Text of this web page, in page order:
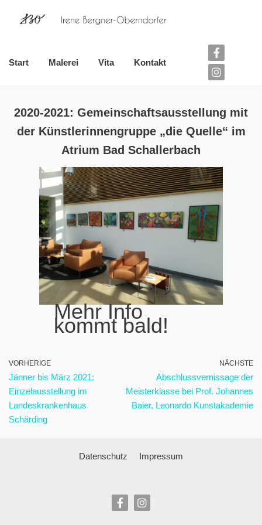
Start
Malerei Vita Kontakt
2020-2021: Gemeinschaftsausstellung mit
der Künstlerinnengruppe „die Quelle“ im
Atrium Bad Schallerbach
Mehr Info
kommt bald!
VORHERIGE
Jänner bis März 2021:
Einzelausstellung im
Landeskrankenhaus
Schärding
NÄCHSTE
Abschlussvernissage der
Meisterklasse bei Prof. Johannes
Baier, Leonardo Kunstakademie
Datenschutz Impressum